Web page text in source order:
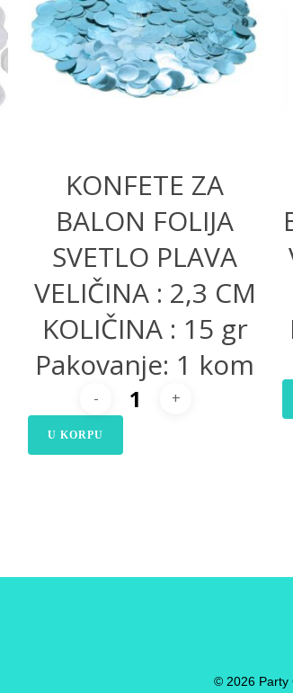
200,00RSD
KONFETE ZA
BALON FOLIJA
SVETLO PLAVA
VELIČINA : 2,3 CM
KOLIČINA : 15 gr
Pakovanje: 1 kom
U KORPU
© 2026 Party